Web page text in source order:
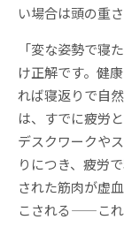
い場合は頭の重
「変な姿勢で寝
け正解です。健
れば寝返りで自
は、すでに疲労
デスクワークや
りにつき、疲労
された筋肉が虚
こされる——これ